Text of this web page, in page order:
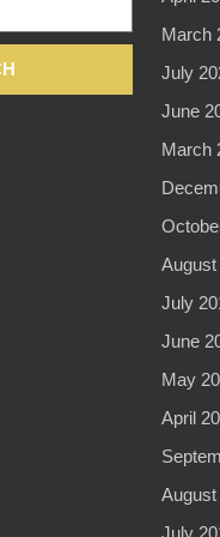
March
July
June
March
August
July
June
May
April
August